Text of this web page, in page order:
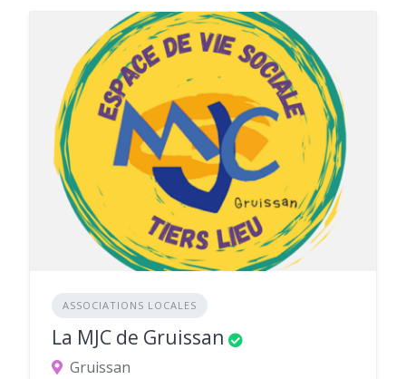
ASSOCIATIONS LOCALES
La MJC de Gruissan
Gruissan